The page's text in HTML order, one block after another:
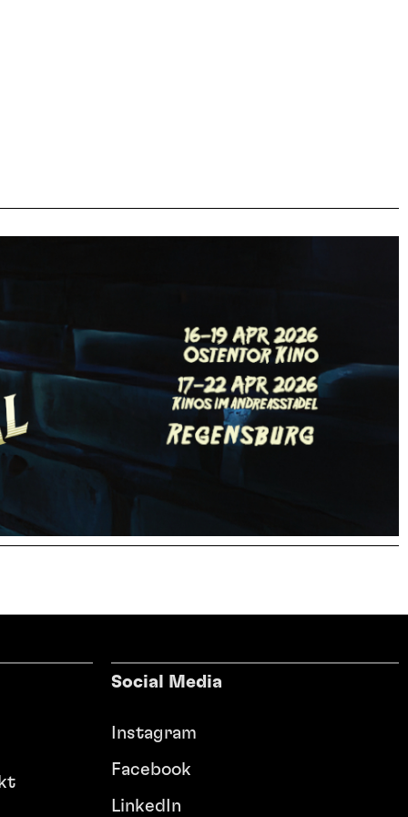
Social Media
Instagram
Facebook
LinkedIn